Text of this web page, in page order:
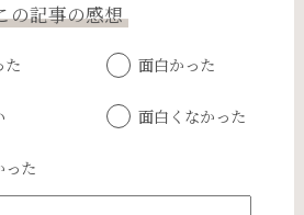
の記事の感想
た 面白かった
面白くなかった
った